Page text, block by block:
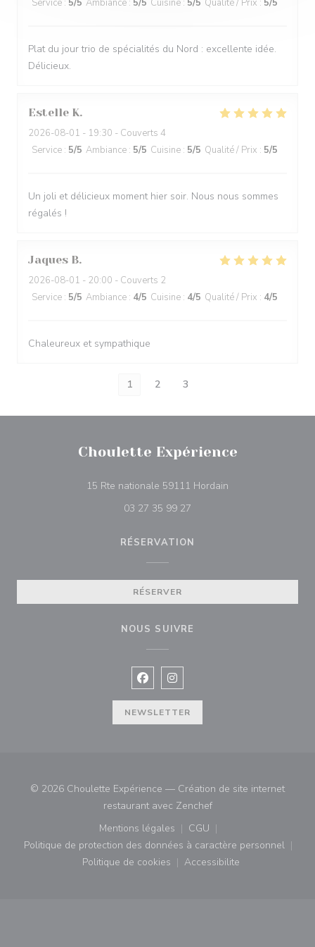
Service : 5/5 Ambiance : 5/5 Cuisine : 5/5 Qualité / Prix : 5/5
Plat du jour trio de spécialités du Nord : excellente idée.
Délicieux.
Estelle K
2026-08-01 - 19:30 - Couverts 4
Service : 5/5 Ambiance : 5/5 Cuisine : 5/5 Qualité / Prix : 5/5
Un joli et délicieux moment hier soir. Nous nous sommes
régalés !
Jaques B
2026-08-01 - 20:00 - Couverts 2
Service : 5/5 Ambiance : 4/5 Cuisine : 4/5 Qualité / Prix : 4/5
Chaleureux et sympathique
1 2 3
Choulette Expérience
15 Rte nationale 59111 Hordain
03 27 35 99 27
RÉSERVATION
RÉSERVER
NOUS SUIVRE
Facebook ((ouvre une nouvelle
Instagram ((ouvre une
NEWSLETTER
© 2026 Choulette Expérience — Création de site internet
restaurant avec Zenchef((ouvre une nouvelle
Mentions légales
((ouvre une nouvelle fenêtre))
CGU
((ouvre une nouvelle
Politique de protection des données à caractère personnel
((ouvre une nouvelle fenêtre))
Politique de cookies
((ouvre une nouvelle fenêtre))
Accessibilite
((ouvre une nouvelle